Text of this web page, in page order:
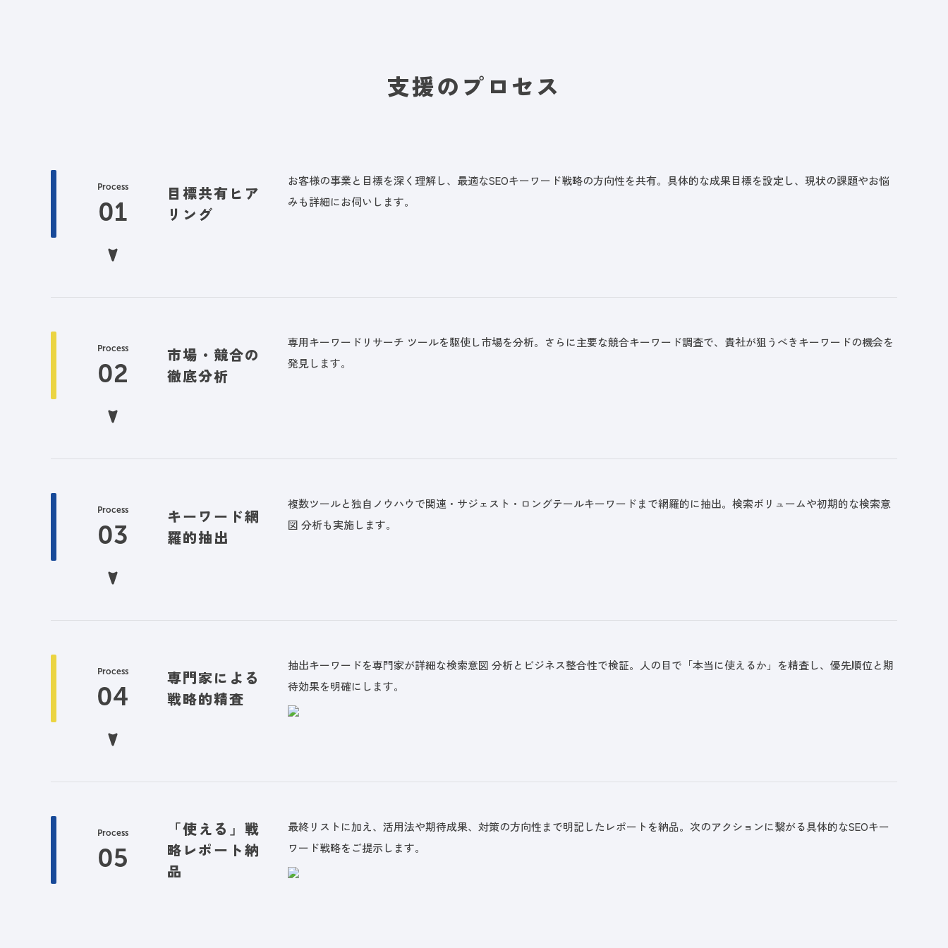
支援のプロセス
Process
目標共有ヒア
リング
お客様の事業と目標を深く理解し、最適なSEOキーワード戦略の方向性を共有。具体的な成果目標を設定し、現状の課題やお悩
みも詳細にお伺いします。
Process
市場・競合の
徹底分析
専用キーワードリサーチ ツールを駆使し市場を分析。さらに主要な競合キーワード調査で、貴社が狙うべきキーワードの機会を
発見します。
Process
キーワード網
羅的抽出
複数ツールと独自ノウハウで関連・サジェスト・ロングテールキーワードまで網羅的に抽出。検索ボリュームや初期的な検索意
図 分析も実施します。
Process
専門家による
戦略的精査
抽出キーワードを専門家が詳細な検索意図 分析とビジネス整合性で検証。人の目で「本当に使えるか」を精査し、優先順位と期
待効果を明確にします。
Process
「使える」戦
略レポート納
品
最終リストに加え、活用法や期待成果、対策の方向性まで明記したレポートを納品。次のアクションに繋がる具体的なSEOキー
ワード戦略をご提示します。